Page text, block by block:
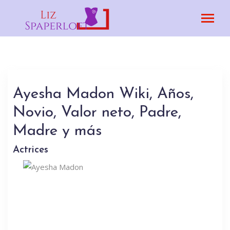
Ayesha Madon Wiki, Años,
Novio, Valor neto, Padre,
Madre y más
Actrices